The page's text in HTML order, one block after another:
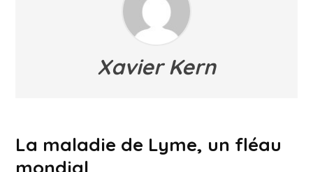
Xavier Kern
La maladie de Lyme, un fléau